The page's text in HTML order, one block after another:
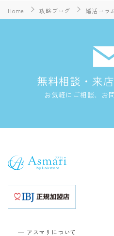
Home 攻略ブログ 婚活コラ
無料相談・来
お気軽にご相談、お
アスマリについて